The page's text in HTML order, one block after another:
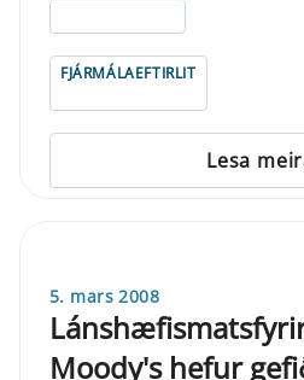
FJÁRMÁLAEFTIRLIT
Lesa
5. mars 2008
Moody's hefur